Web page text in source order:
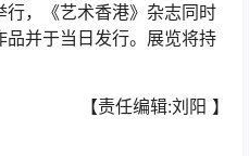
，《艺术香港》杂志同时
并于当日发行。展览将持
【责任编辑:刘阳 】